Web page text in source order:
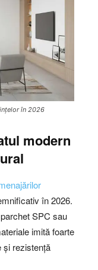
în 2026
modern
în 2026.
SPC sau
imită foarte
și rezistență